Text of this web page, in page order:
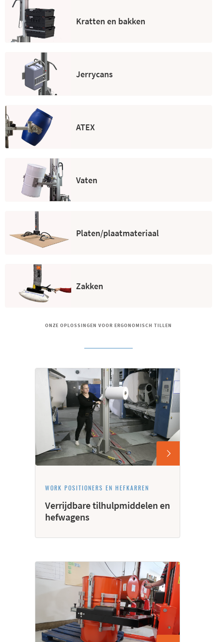
Kratten en bakken
Jerrycans
ATEX
Vaten
Platen/plaatmateriaal
Zakken
ONZE OPLOSSINGEN VOOR ERGONOMISCH TILLEN
WORK POSITIONERS EN HEFKARREN
Verrijdbare tilhulpmiddelen en
hefwagens